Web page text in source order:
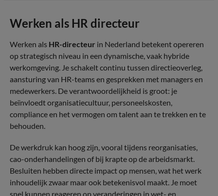
Werken als HR directeur
Werken als HR-directeur in Nederland betekent opereren
op strategisch niveau in een dynamische, vaak hybride
werkomgeving. Je schakelt continu tussen directieoverleg,
aansturing van HR-teams en gesprekken met managers en
medewerkers. De verantwoordelijkheid is groot: je
beïnvloedt organisatiecultuur, personeelskosten,
compliance en het vermogen om talent aan te trekken en te
behouden.
De werkdruk kan hoog zijn, vooral tijdens reorganisaties,
cao-onderhandelingen of bij krapte op de arbeidsmarkt.
Besluiten hebben directe impact op mensen, wat het werk
inhoudelijk zwaar maar ook betekenisvol maakt. Je moet
snel kunnen reageren op veranderingen in wet- en